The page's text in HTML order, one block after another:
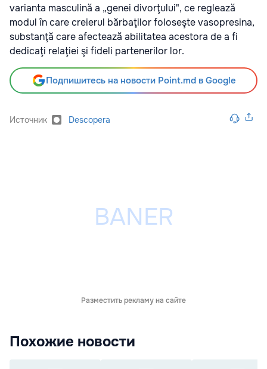
varianta masculină a „genei divorţului", ce reglează
modul în care creierul bărbaţilor foloseşte vasopresina,
substanţă care afectează abilitatea acestora de a fi
dedicaţi relaţiei şi fideli partenerilor lor.
Подпишитесь на новости Point.md в Google
Источник Descopera
Разместить рекламу на сайте
Похожие новости